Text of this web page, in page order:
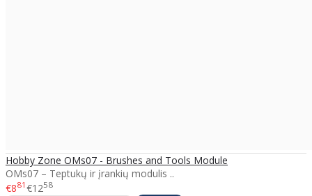
Hobby Zone OMs07 - Brushes and Tools Module
OMs07 – Teptukų ir įrankių modulis ..
€881 €1258